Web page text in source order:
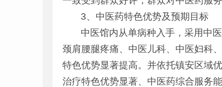
3、中医药特色优势及预期目标
中医馆内从单病种入手，采用中
颈肩腰腿疼痛、中医儿科、中医妇科
特色优势显著提高。并依托镇安区域
治疗特色优势显著、中医药综合服务